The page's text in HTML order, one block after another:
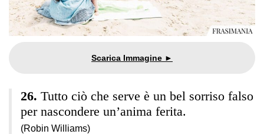
Tutto ciò che serve è un bel sorriso falso
per nascondere un’anima ferita.
(Robin Williams)